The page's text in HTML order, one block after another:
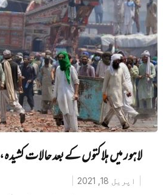
لاہور میں ہلاکتوں کے بعد حالات کشیدہ، 12 پولیس اہلکار یرغمال
اپریل 18, 2021